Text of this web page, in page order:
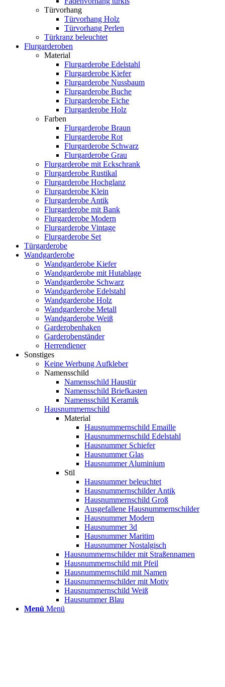
Türvorhang
Türvorhang Holz
Türvorhang Perlen
Türkranz beleuchtet
Flurgarderoben
Material
Flurgarderobe Edelstahl
Flurgarderobe Kiefer
Flurgarderobe Nussbaum
Flurgarderobe Buche
Flurgarderobe Eiche
Flurgarderobe Holz
Farben
Flurgarderobe Braun
Flurgarderobe Rot
Flurgarderobe Schwarz
Flurgarderobe Grau
Flurgarderobe mit Eckschrank
Flurgarderobe Rustikal
Flurgarderobe Hochglanz
Flurgarderobe Klein
Flurgarderobe Antik
Flurgarderobe mit Bank
Flurgarderobe Modern
Flurgarderobe Vintage
Flurgarderobe Set
Türgarderobe
Wandgarderobe
Wandgarderobe Kiefer
Wandgarderobe mit Hutablage
Wandgarderobe Schwarz
Wandgarderobe Edelstahl
Wandgarderobe Holz
Wandgarderobe Metall
Wandgarderobe Weiß
Garderobenhaken
Garderobenständer
Herrendiener
Sonstiges
Keine Werbung Aufkleber
Namensschild
Namensschild Haustür
Namensschild Briefkasten
Namensschild Keramik
Hausnummernschild
Material
Hausnummernschild Emaille
Hausnummernschild Edelstahl
Hausnummer Schiefer
Hausnummer Glas
Hausnummer Aluminium
Stil
Hausnummer beleuchtet
Hausnummernschilder Antik
Hausnummernschild Groß
Ausgefallene Hausnummernschilder
Hausnummer Modern
Hausnummer 3d
Hausnummer Maritim
Hausnummer Nostalgisch
Hausnummernschilder mit Straßennamen
Hausnummernschild mit Pfeil
Hausnummernschild mit Namen
Hausnummernschilder mit Motiv
Hausnummernschild Weiß
Hausnummer Blau
Menü Menü